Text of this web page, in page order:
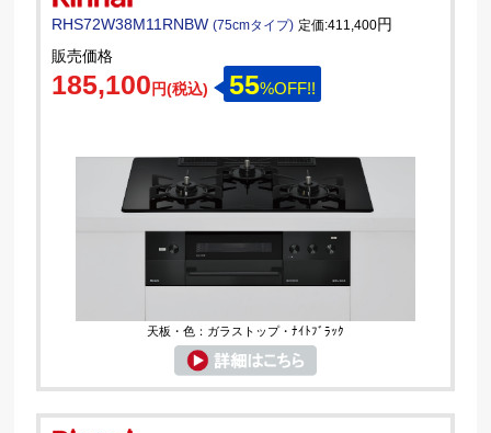
RHS72W38M11RNBW(75cmタイプ) 定価:411,400円
販売価格
185,100 円(税込) 55%OFF!!
天板・色：ガラストップ・ﾅｲﾄﾌﾞﾗｯｸ